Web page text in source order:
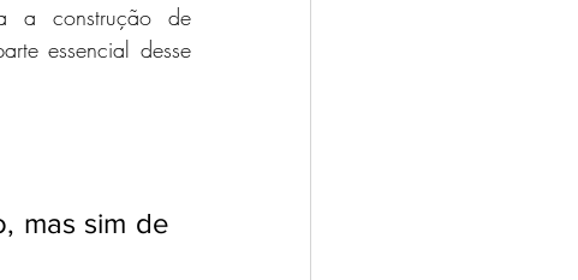
a construção de
essencial desse
mas sim de